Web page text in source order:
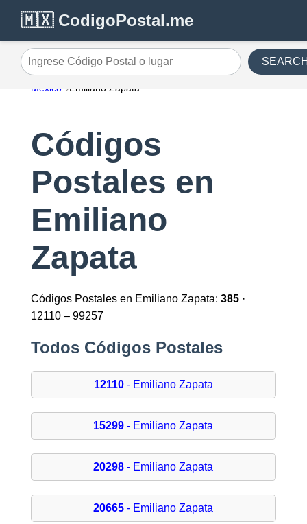
🇲🇽 CodigoPostal.me
Ingrese Código Postal o lugar
México Emiliano Zapata
Códigos
Postales en
Emiliano
Zapata
Códigos Postales en Emiliano Zapata: 385·
12110 – 99257
Todos Códigos Postales
12110- Emiliano Zapata
15299 - Emiliano Zapata
20298 - Emiliano Zapata
20665 - Emiliano Zapata